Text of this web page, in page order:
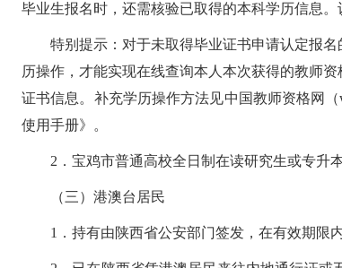
毕业生报名时，还需核验已取得的本科学历信息
特别提示：对于未取得毕业证书申请认定报
历操作，才能实现在线查询本人本次获得的教师
证书信息。补充学历操作方法见中国教师资格网
使用手册》。
2．宝鸡市普通高校全日制在读研究生或专升
（三）港澳台居民
1．持有由陕西省公安部门签发，在有效期限